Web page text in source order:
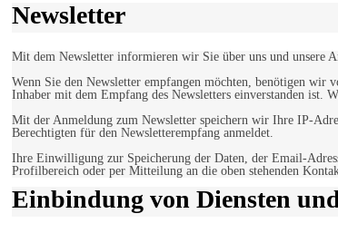
Newsletter
Mit dem Newsletter informieren wir Sie über uns und unsere
Wenn Sie den Newsletter empfangen möchten, benötigen wir
Inhaber mit dem Empfang des Newsletters einverstanden ist.
Mit der Anmeldung zum Newsletter speichern wir Ihre IP-
Berechtigten für den Newsletterempfang anmeldet.
Ihre Einwilligung zur Speicherung der Daten, der Email-
Profilbereich oder per Mitteilung an die oben stehenden
Einbindung von Diensten